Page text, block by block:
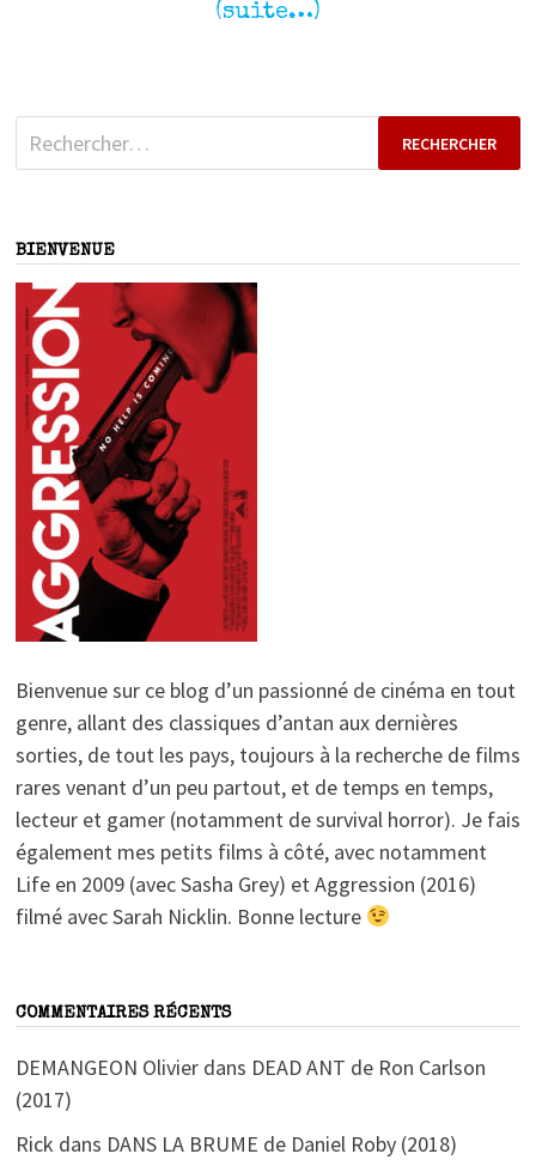
(suite…)
Rechercher :
BIENVENUE
Bienvenue sur ce blog d’un passionné de cinéma en tout
genre, allant des classiques d’antan aux dernières
sorties, de tout les pays, toujours à la recherche de films
rares venant d’un peu partout, et de temps en temps,
lecteur et gamer (notamment de survival horror). Je fais
également mes petits films à côté, avec notamment
Life en 2009 (avec Sasha Grey) et Aggression (2016)
filmé avec Sarah Nicklin. Bonne lecture
COMMENTAIRES RÉCENTS
DEMANGEON Olivierdans DEAD ANT de Ron Carlson
(2017)
Rick dans DANS LA BRUME de Daniel Roby (2018)